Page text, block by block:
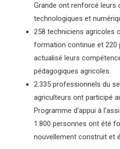
Grande ont renforcé leurs
technologiques et
258 techniciens agricoles
formation continue et
actualisé leurs
pédagogiques agricoles.
2.335 professionnels du
agriculteurs ont participé
Programme d’appui à
1.800 personnes ont été
nouvellement construit et